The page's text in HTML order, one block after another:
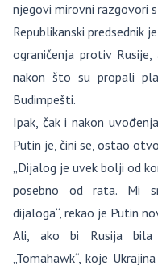
njegovi mirovni razgovori s
Republikanski predsednik
ograničenja protiv
nakon što su propali
Budimpešti.
Ipak, čak i nakon
Putin je, čini se, ostao
„Dijalog je uvek bolji od
posebno od rata. Mi
dijaloga“, rekao je Putin
Ali, ako bi Rusija bila
„Tomahawk“, koje